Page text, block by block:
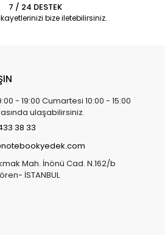
7 / 24 DESTEK
bize iletebilirsiniz.
- 19:00 Cumartesi 10:00 - 15:00
ulaşabilirsiniz.
38 33
Mah. İnönü Cad. N.162/b
İSTANBUL